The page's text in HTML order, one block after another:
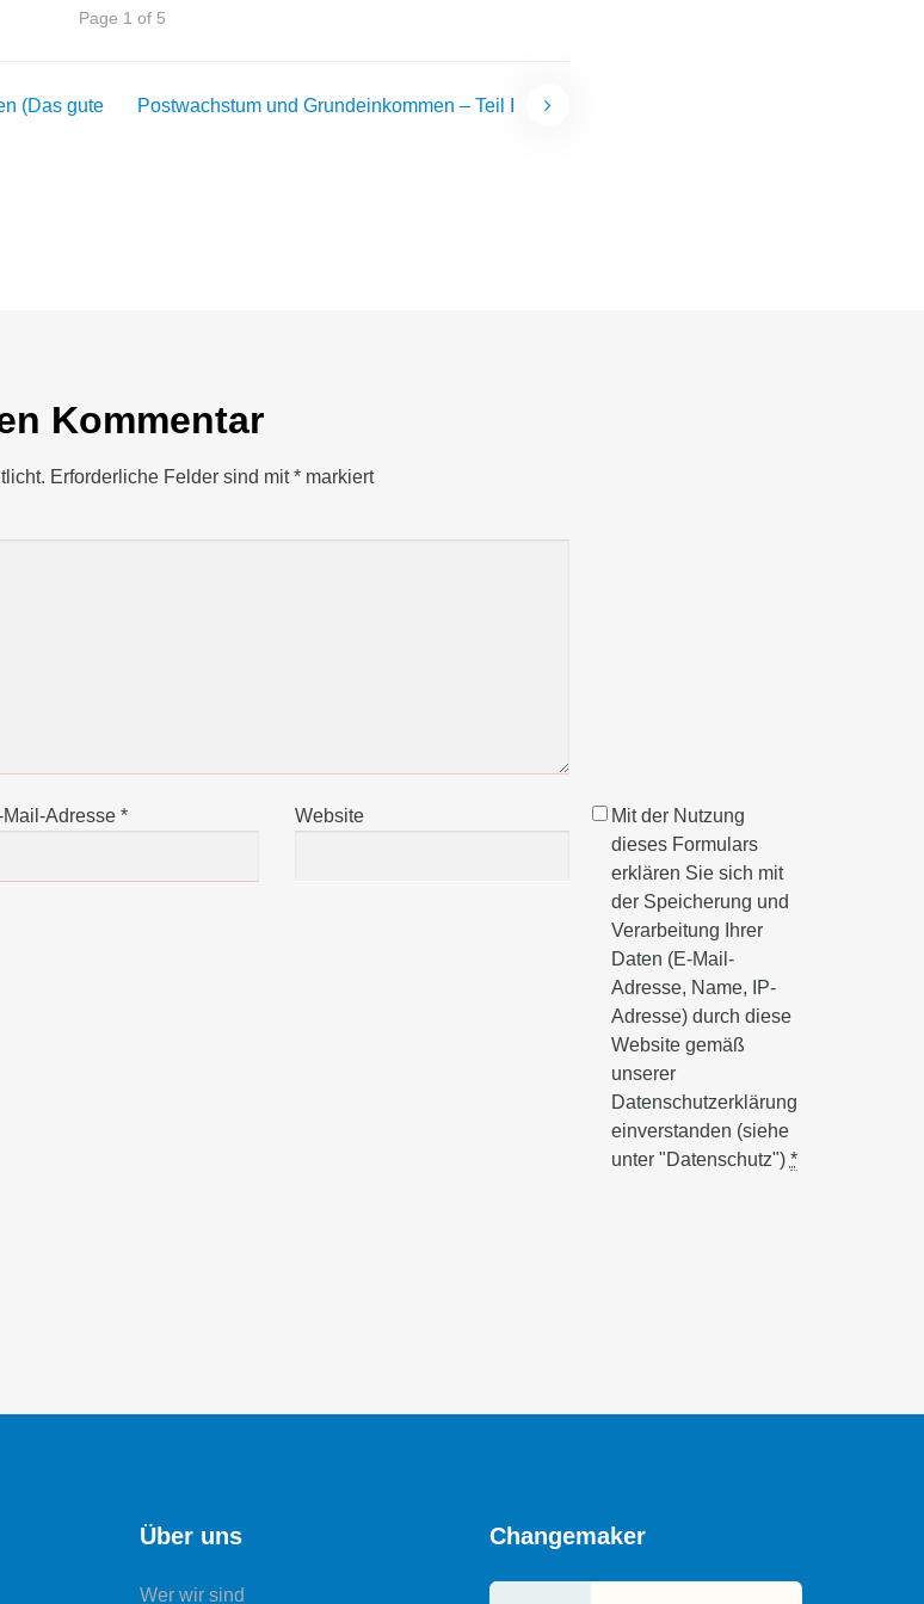
Page 1 of 5
(Das gute
Postwachstum und Grundeinkommen – Teil I
Kommentar
Erforderliche Felder sind mit* markiert
Mail-Adresse * Website
Mit der Nutzung
dieses Formulars
erklären Sie sich mit
der Speicherung und
Verarbeitung Ihrer
Daten (E-Mail-
Adresse, Name, IP-
Adresse) durch diese
Website gemäß
unserer
Datenschutzerklärung
einverstanden (siehe
unter "Datenschutz") *
Über uns
Wer wir sind
Changemaker